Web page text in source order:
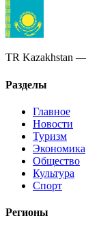
TR Kazakhstan
Разделы
Главное
Новости
Туризм
Экономика
Общество
Культура
Спорт
Регионы